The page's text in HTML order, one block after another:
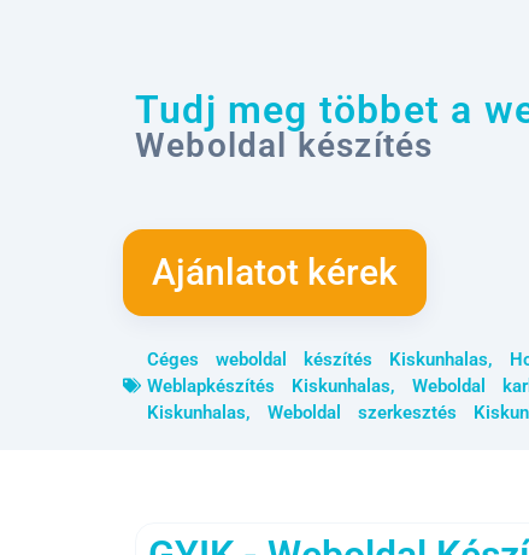
Tudj meg többet a
Weboldal készítés
Ajánlatot kérek
Céges weboldal készítés Kiskunhalas,
Weblapkészítés Kiskunhalas, Weboldal
Kiskunhalas, Weboldal szerkesztés